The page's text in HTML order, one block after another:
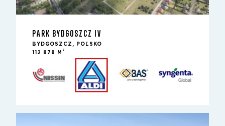
PARK BYDGOSZCZ IV
BYDGOSZCZ, POĽSKO
112 878 M
2